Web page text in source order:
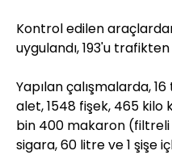
Kontrol edilen
uygulandı, 193'u
Yapılan çalışmalarda,
alet, 1548 fişek, 465 kilo
bin 400 makaron (filtreli
sigara, 60 litre ve 1 şişe